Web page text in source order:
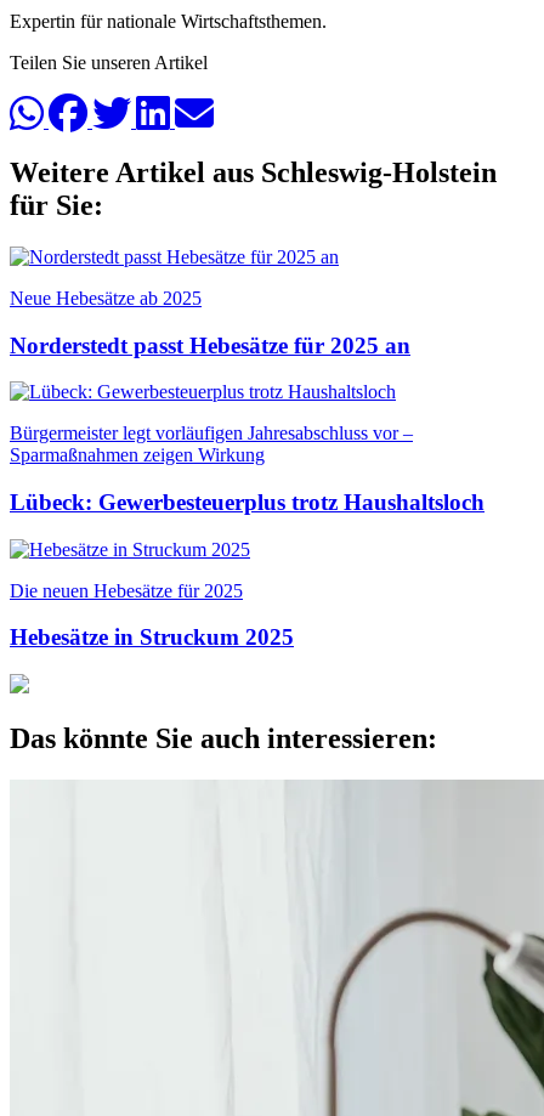
Expertin für nationale Wirtschaftsthemen.
Teilen Sie unseren Artikel
Weitere Artikel aus Schleswig-Holstein
für Sie:
Neue Hebesätze ab 2025
Norderstedt passt Hebesätze für 2025 an
Bürgermeister legt vorläufigen Jahresabschluss vor –
Sparmaßnahmen zeigen Wirkung
Lübeck: Gewerbesteuerplus trotz Haushaltsloch
Die neuen Hebesätze für 2025
Hebesätze in Struckum 2025
Das könnte Sie auch interessieren: